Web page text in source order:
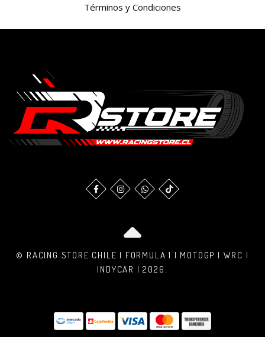
Términos y Condiciones
© RACING STORE CHILE | FORMULA 1 | MOTOGP | WRC |
INDYCAR | 2026.